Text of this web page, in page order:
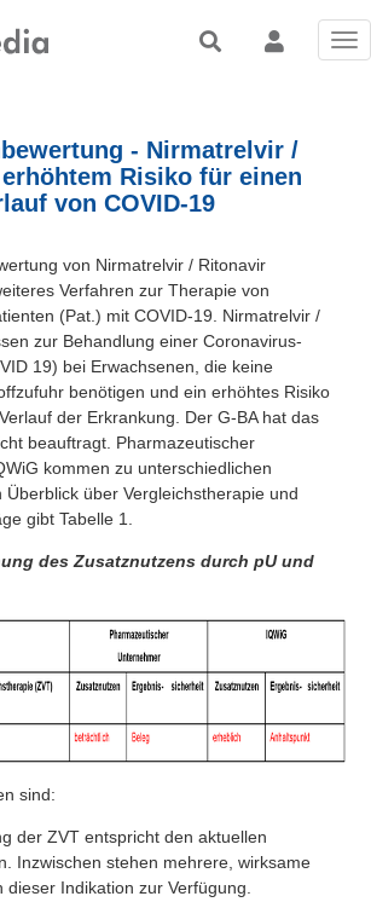
- Nirmatrelvir /
Risiko für einen
von COVID-19
von Nirmatrelvir / Ritonavir
Verfahren zur Therapie von
(Pat.) mit COVID-19. Nirmatrelvir /
zur Behandlung einer Coronavirus-
19) bei Erwachsenen, die keine
benötigen und ein erhöhtes Risiko
der Erkrankung. Der G-BA hat das
beauftragt. Pharmazeutischer
kommen zu unterschiedlichen
Überblick über Vergleichstherapie und
gibt Tabelle 1.
des Zusatznutzens durch pU und
sind:
der ZVT entspricht den aktuellen
Inzwischen stehen mehrere, wirksame
dieser Indikation zur Verfügung.